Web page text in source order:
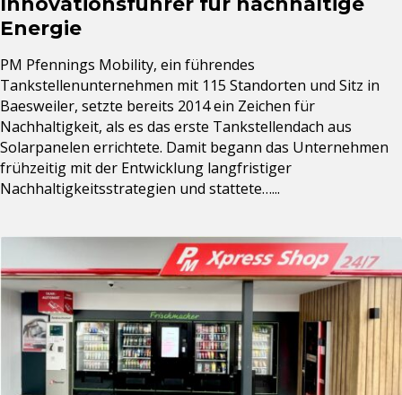
Energie
PM Pfennings Mobility, ein führendes
Tankstellenunternehmen mit 115 Standorten und Sitz in
Baesweiler, setzte bereits 2014 ein Zeichen für
Nachhaltigkeit, als es das erste Tankstellendach aus
Solarpanelen errichtete. Damit begann das Unternehmen
frühzeitig mit der Entwicklung langfristiger
Nachhaltigkeitsstrategien und stattete…...